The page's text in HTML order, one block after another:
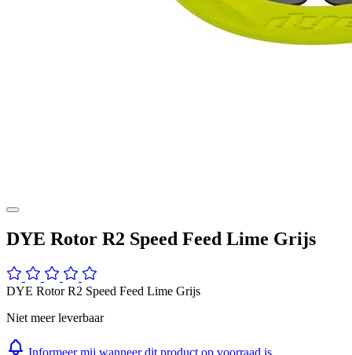
DYE Rotor R2 Speed Feed Lime Grijs
DYE Rotor R2 Speed Feed Lime Grijs
Niet meer leverbaar
Informeer mij wanneer dit product op voorraad is